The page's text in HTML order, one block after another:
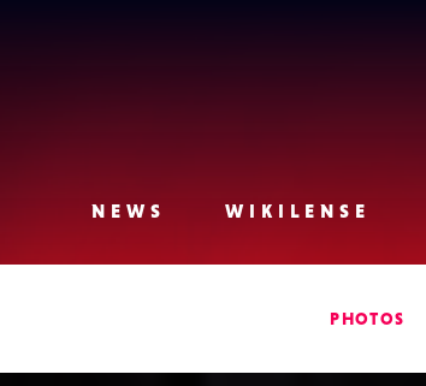
NEWS
WIKILENSE
PHOTOS